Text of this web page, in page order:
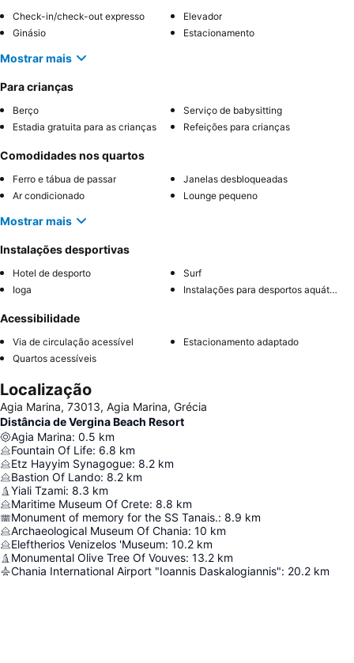
Check-in/check-out expresso
Elevador
Ginásio
Estacionamento
Mostrar mais
Para crianças
Berço
Serviço de babysitting
Estadia gratuita para as crianças
Refeições para crianças
Comodidades nos quartos
Ferro e tábua de passar
Janelas desbloqueadas
Ar condicionado
Lounge pequeno
Mostrar mais
Instalações desportivas
Hotel de desporto
Surf
Ioga
Instalações para desportos aquáticos
Acessibilidade
Via de circulação acessível
Estacionamento adaptado
Quartos acessíveis
Localização
Agia Marina, 73013, Agia Marina, Grécia
Distância de Vergina Beach Resort
Agia Marina: 0.5 km
Fountain Of Life: 6.8 km
Etz Hayyim Synagogue: 8.2 km
Bastion Of Lando: 8.2 km
Yiali Tzami: 8.3 km
Maritime Museum Of Crete: 8.8 km
Monument of memory for the SS Tanais.: 8.9 km
Archaeological Museum Of Chania: 10 km
Eleftherios Venizelos 'Museum: 10.2 km
Monumental Olive Tree Of Vouves: 13.2 km
Chania International Airport "Ioannis Daskalogiannis": 20.2 km